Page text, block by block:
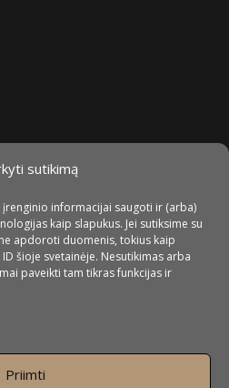
sutikimą
informacijai saugoti ir (arba)
kaip slapukus. Jei sutiksime su
apdoroti duomenis, tokius kaip
šioje svetainėje. Nesutikimas arba
paveikti tam tikras funkcijas ir
Priimti